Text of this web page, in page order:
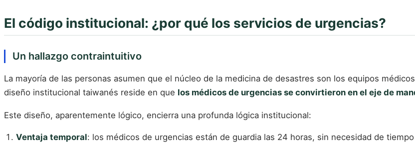
El código institucional: ¿por qué los servicios de urgencias?
Un hallazgo contraintuitivo
La mayoría de las personas asumen que el núcleo de la medicina de desastres son los equipos
diseño institucional taiwanés reside en que los médicos de urgencias se convirtieron en el eje de
Este diseño, aparentemente lógico, encierra una profunda lógica institucional:
Ventaja temporal: los médicos de urgencias están de guardia las 24 horas, sin necesidad de